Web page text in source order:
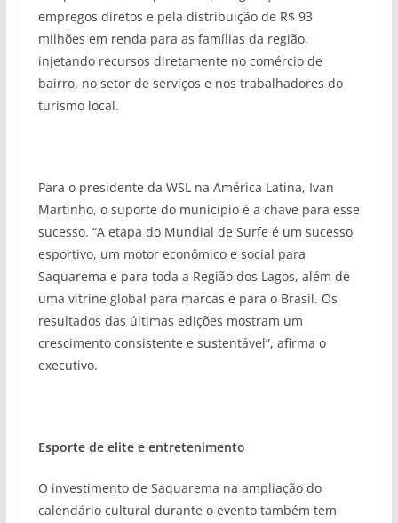
empregos diretos e pela distribuição de R$ 93
milhões em renda para as famílias da região,
injetando recursos diretamente no comércio de
bairro, no setor de serviços e nos trabalhadores do
turismo local.
Para o presidente da WSL na América Latina, Ivan
Martinho, o suporte do município é a chave para esse
sucesso. “A etapa do Mundial de Surfe é um sucesso
esportivo, um motor econômico e social para
Saquarema e para toda a Região dos Lagos, além de
uma vitrine global para marcas e para o Brasil. Os
resultados das últimas edições mostram um
crescimento consistente e sustentável”, afirma o
executivo.
Esporte de elite e entretenimento
O investimento de Saquarema na ampliação do
calendário cultural durante o evento também tem